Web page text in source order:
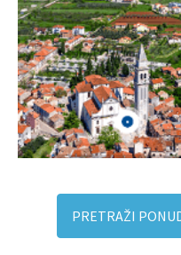
PRETRAŽI